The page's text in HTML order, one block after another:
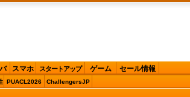
スマホ スタートアップ ゲーム セール情報
PUACL2026 ChallengersJP